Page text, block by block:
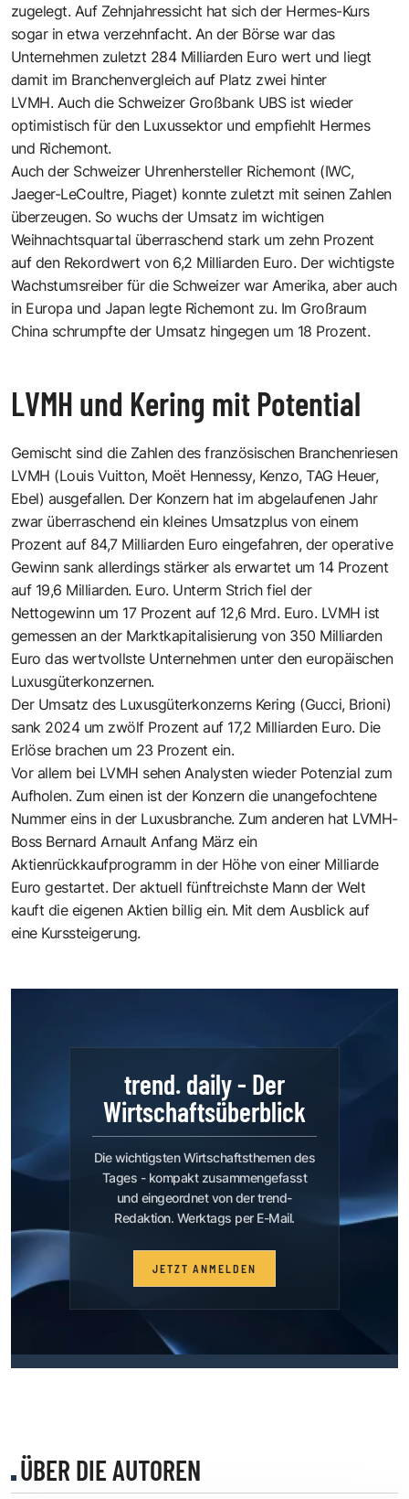
zugelegt. Auf Zehnjahressicht hat sich der Hermes-Kurs
sogar in etwa verzehnfacht. An der Börse war das
Unternehmen zuletzt 284 Milliarden Euro wert und liegt
damit im Branchenvergleich auf Platz zwei hinter
LVMH. Auch die Schweizer Großbank UBS ist wieder
optimistisch für den Luxussektor und empfiehlt Hermes
und Richemont.
Auch der Schweizer Uhrenhersteller Richemont (IWC,
Jaeger-LeCoultre, Piaget) konnte zuletzt mit seinen Zahlen
überzeugen. So wuchs der Umsatz im wichtigen
Weihnachtsquartal überraschend stark um zehn Prozent
auf den Rekordwert von 6,2 Milliarden Euro. Der wichtigste
Wachstumsreiber für die Schweizer war Amerika, aber auch
in Europa und Japan legte Richemont zu. Im Großraum
China schrumpfte der Umsatz hingegen um 18 Prozent.
LVMH und Kering mit Potential
Gemischt sind die Zahlen des französischen Branchenriesen
LVMH (Louis Vuitton, Moët Hennessy, Kenzo, TAG Heuer,
Ebel) ausgefallen. Der Konzern hat im abgelaufenen Jahr
zwar überraschend ein kleines Umsatzplus von einem
Prozent auf 84,7 Milliarden Euro eingefahren, der operative
Gewinn sank allerdings stärker als erwartet um 14 Prozent
auf 19,6 Milliarden. Euro. Unterm Strich fiel der
Nettogewinn um 17 Prozent auf 12,6 Mrd. Euro. LVMH ist
gemessen an der Marktkapitalisierung von 350 Milliarden
Euro das wertvollste Unternehmen unter den europäischen
Luxusgüterkonzernen.
Der Umsatz des Luxusgüterkonzerns Kering (Gucci, Brioni)
sank 2024 um zwölf Prozent auf 17,2 Milliarden Euro. Die
Erlöse brachen um 23 Prozent ein.
Vor allem bei LVMH sehen Analysten wieder Potenzial zum
Aufholen. Zum einen ist der Konzern die unangefochtene
Nummer eins in der Luxusbranche. Zum anderen hat LVMH-
Boss Bernard Arnault Anfang März ein
Aktienrückkaufprogramm in der Höhe von einer Milliarde
Euro gestartet. Der aktuell fünftreichste Mann der Welt
kauft die eigenen Aktien billig ein. Mit dem Ausblick auf
eine Kurssteigerung.
trend. daily - Der
Wirtschaftsüberblick
Die wichtigsten Wirtschaftsthemen des
Tages - kompakt zusammengefasst
und eingeordnet von der trend-
Redaktion. Werktags per E-Mail.
JETZT ANMELDEN
ÜBER DIE AUTOREN